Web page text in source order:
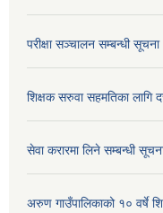
परीक्षा सञ्चालन सम्बन्धी सूचना
शिक्षक सरुवा सहमतिका लागि
सेवा करारमा लिने सम्बन्धी
अरुण गाउँपालिकाको १० वर्षे